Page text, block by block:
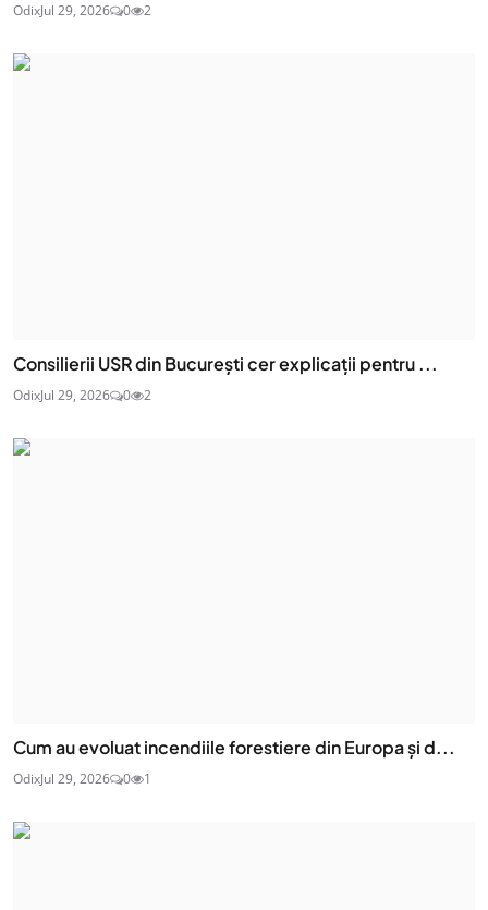
OdixJul 29, 2026 0 2
Consilierii USR din București cer explicații pentru ...
OdixJul 29, 2026 0 2
Cum au evoluat incendiile forestiere din Europa și d...
OdixJul 29, 2026 0 1